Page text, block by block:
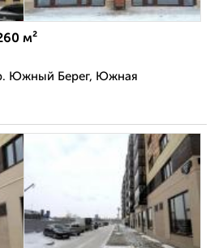
м²
Южный Берег, Южная